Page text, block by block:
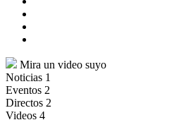
Mira un video suyo
Noticias 1
Eventos 2
Directos 2
Videos 4